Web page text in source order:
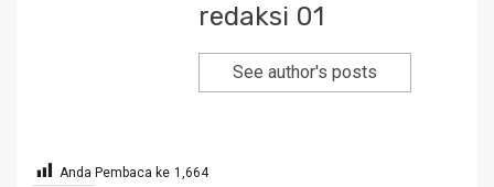
redaksi 01
See author's posts
Anda Pembaca ke 1,664